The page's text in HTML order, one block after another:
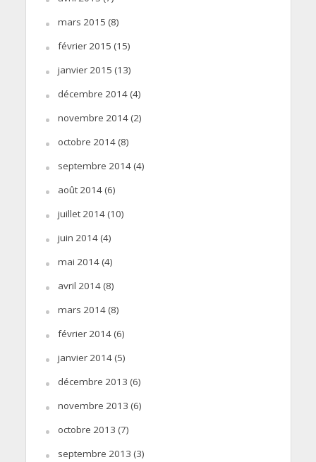
mars 2015 (8)
février 2015 (15)
janvier 2015 (13)
décembre 2014(4)
novembre 2014(2)
octobre 2014(8)
septembre 2014(4)
août 2014(6)
juillet 2014(10)
juin 2014(4)
mai 2014(4)
avril 2014(8)
mars 2014(8)
février 2014(6)
janvier 2014(5)
décembre 2013 (6)
novembre 2013 (6)
octobre 2013 (7)
septembre 2013 (3)